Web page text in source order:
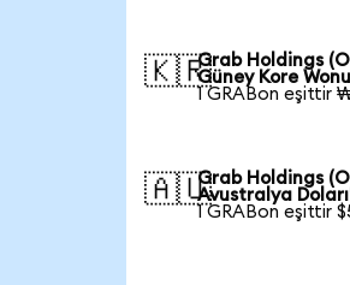
🇰🇷Grab Holdings
Güney Kore
1 GRABon eşittir
🇦🇺Grab Holdings
Avustralya
1 GRABon eşittir